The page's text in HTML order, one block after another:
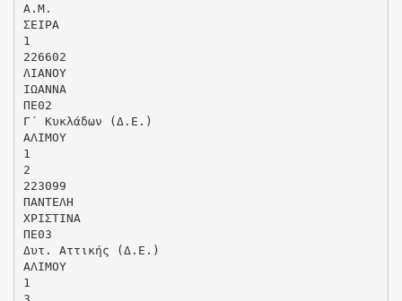
Α.Μ.
ΣΕΙΡΑ
1
226602
ΛΙΑΝΟΥ
ΙΩΑΝΝΑ
ΠΕ02
Γ΄ Κυκλάδων (Δ.Ε.)
ΑΛΙΜΟΥ
1
2
223099
ΠΑΝΤΕΛΗ
ΧΡΙΣΤΙΝΑ
ΠΕ03
Δυτ. Αττικής (Δ.Ε.)
ΑΛΙΜΟΥ
1
3